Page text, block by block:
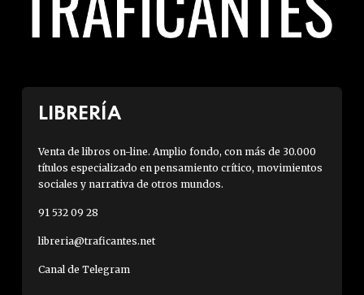
LIBRERÍA
Venta de libros on-line. Amplio fondo, con más de 30.000
títulos especializado en pensamiento crítico, movimientos
sociales y narrativa de otros mundos.
91 532 09 28
libreria@traficantes.net
Canal de Telegram